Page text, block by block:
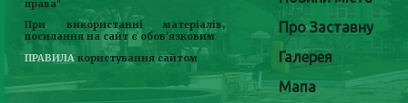
права"
При використанні матеріалів,
посилання на сайт є обов'язковим
ПРАВИЛА користування сайтом
Про Заставну
Галерея
Мапа